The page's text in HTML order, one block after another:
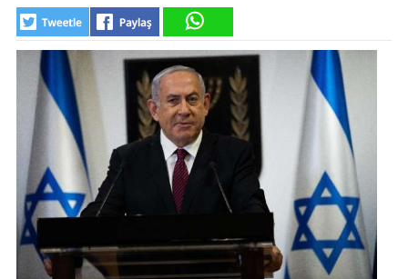
BELEDİYELER
SAĞLIK
SİYASET
EĞİTİM
GALERİ
VİDEO
YAZARLAR